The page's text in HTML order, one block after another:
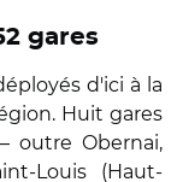
gares
d'ici à la
Huit gares
outre Obernai,
Louis (Haut-